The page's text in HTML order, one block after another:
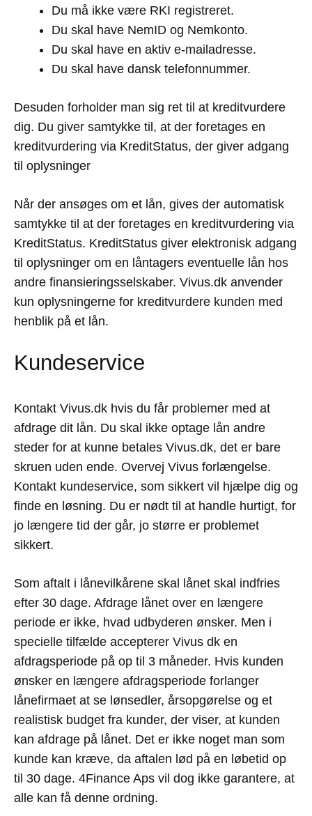
Du må ikke være RKI registreret.
Du skal have NemID og Nemkonto.
Du skal have en aktiv e-mailadresse.
Du skal have dansk telefonnummer.
Desuden forholder man sig ret til at kreditvurdere
dig. Du giver samtykke til, at der foretages en
kreditvurdering via KreditStatus, der giver adgang
til oplysninger
Når der ansøges om et lån, gives der automatisk
samtykke til at der foretages en kreditvurdering via
KreditStatus. KreditStatus giver elektronisk adgang
til oplysninger om en låntagers eventuelle lån hos
andre finansieringsselskaber. Vivus.dk anvender
kun oplysningerne for kreditvurdere kunden med
henblik på et lån.
Kundeservice
Kontakt Vivus.dk hvis du får problemer med at
afdrage dit lån. Du skal ikke optage lån andre
steder for at kunne betales Vivus.dk, det er bare
skruen uden ende. Overvej Vivus forlængelse.
Kontakt kundeservice, som sikkert vil hjælpe dig og
finde en løsning. Du er nødt til at handle hurtigt, for
jo længere tid der går, jo større er problemet
sikkert.
Som aftalt i lånevilkårene skal lånet skal indfries
efter 30 dage. Afdrage lånet over en længere
periode er ikke, hvad udbyderen ønsker. Men i
specielle tilfælde accepterer Vivus dk en
afdragsperiode på op til 3 måneder. Hvis kunden
ønsker en længere afdragsperiode forlanger
lånefirmaet at se lønsedler, årsopgørelse og et
realistisk budget fra kunder, der viser, at kunden
kan afdrage på lånet. Det er ikke noget man som
kunde kan kræve, da aftalen lød på en løbetid op
til 30 dage. 4Finance Aps vil dog ikke garantere, at
alle kan få denne ordning.